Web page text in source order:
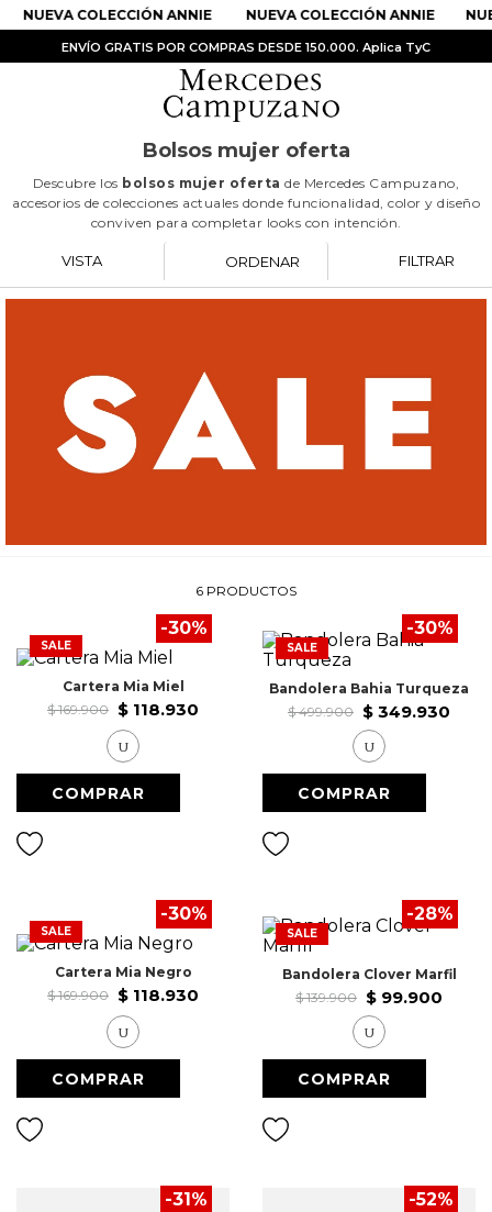
NUEVA COLECCIÓN ANNIE NUEVA COLECCIÓN ANNIE
ENVÍO GRATIS POR COMPRAS DESDE 150.000. Aplica TyC
Bolsos mujer oferta
Descubre los bolsos mujer oferta de Mercedes Campuzano,
accesorios de colecciones actuales donde funcionalidad, color y diseño
conviven para completar looks con intención.
VISTA ORDENAR FILTRAR
6 PRODUCTOS
-30%
SALE
Cartera Mia Miel
$ 169.900 $ 118.930
U
-30%
SALE
Bandolera Bahia Turqueza
$ 499.900 $ 349.930
U
-30%
SALE
Cartera Mia Negro
$ 169.900 $ 118.930
U
-28%
SALE
Bandolera Clover Marfil
$ 139.900 $ 99.900
U
-31 % -52%
PRODUCTOS MÁS BUSCADOS
Vestidos
Sandalias
3.
Kimonos
Falda
Bolso
Faldas